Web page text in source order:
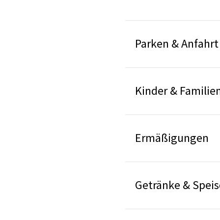
Parken & Anfahrt
Kinder &
Ermäßigungen
Getränke &